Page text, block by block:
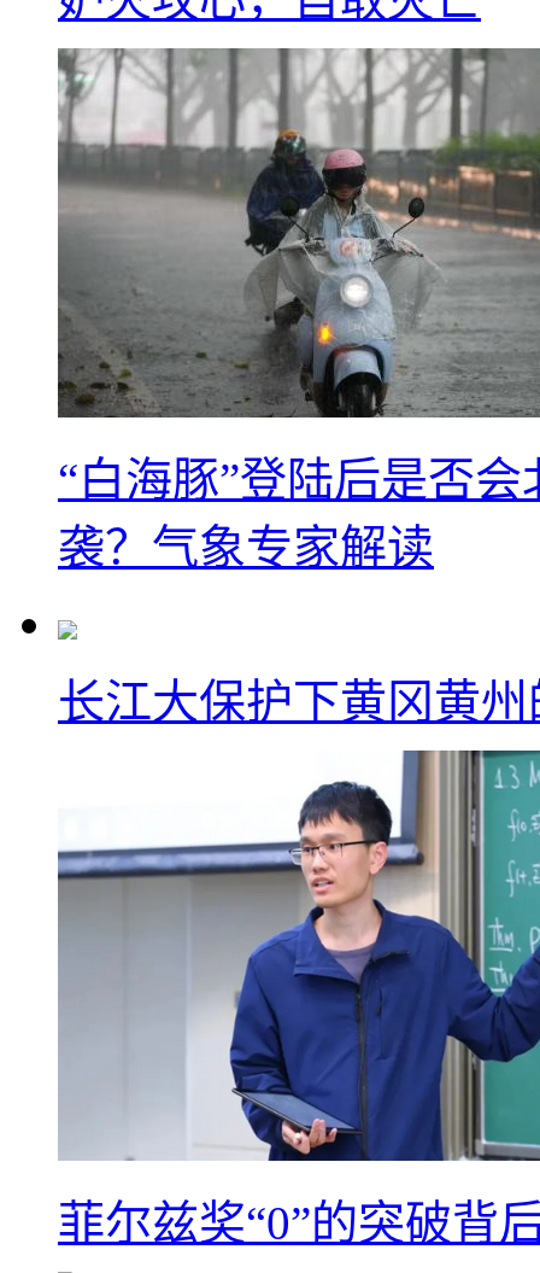
“白海豚”登陆后是否
袭？气象专家解读
长江大保护下黄冈黄
菲尔兹奖“0”的突破背